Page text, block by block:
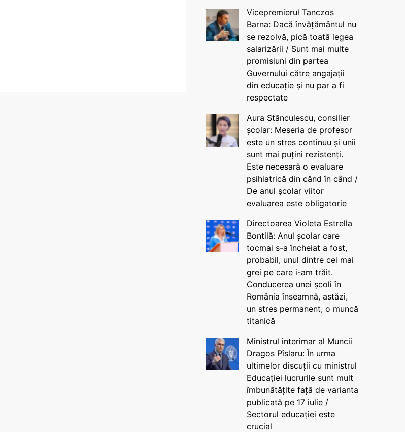
Vicepremierul Tanczos
Barna: Dacă învățământul nu
se rezolvă, pică toată legea
salarizării / Sunt mai multe
promisiuni din partea
Guvernului către angajații
din educație și nu par a fi
respectate
Aura Stănculescu, consilier
școlar: Meseria de profesor
este un stres continuu și unii
sunt mai puțini rezistenți.
Este necesară o evaluare
psihiatrică din când în când /
De anul școlar viitor
evaluarea este obligatorie
Directoarea Violeta Estrella
Bontilă: Anul școlar care
tocmai s-a încheiat a fost,
probabil, unul dintre cei mai
grei pe care i-am trăit.
Conducerea unei școli în
România înseamnă, astăzi,
un stres permanent, o muncă
titanică
Ministrul interimar al Muncii
Dragos Pîslaru: În urma
ultimelor discuții cu ministrul
Educației lucrurile sunt mult
îmbunătățite față de varianta
publicată pe 17 iulie /
Sectorul educației este
crucial